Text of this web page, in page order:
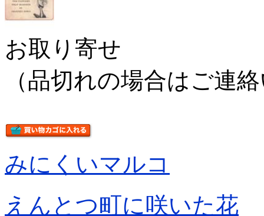
お取り寄せ
（品切れの場合はご連
みにくいマルコ
えんとつ町に咲いた花